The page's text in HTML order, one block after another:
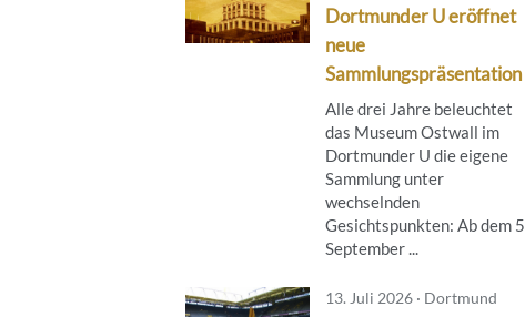
Dortmunder U eröffnet
neue
Sammlungspräsentation
Alle drei Jahre beleuchtet
das Museum Ostwall im
Dortmunder U die eigene
Sammlung unter
wechselnden
Gesichtspunkten: Ab dem 5.
September ...
13. Juli 2026 · Dortmund